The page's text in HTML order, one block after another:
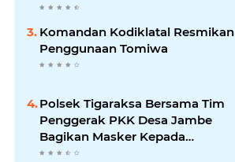
Komandan Kodiklatal Resmikan
Penggunaan Tomiwa
Polsek Tigaraksa Bersama Tim
Penggerak PKK Desa Jambe
Bagikan Masker Kepada
Pengguna Jalan